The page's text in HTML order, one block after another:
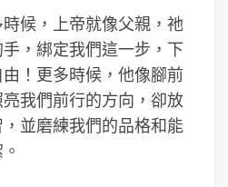
候，上帝就像父親，祂
，綁定我們這一步，下
！更多時候，他像腳前
我們前行的方向，卻放
並磨練我們的品格和能